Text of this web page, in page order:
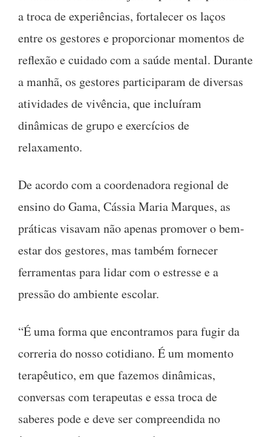
a troca de experiências, fortalecer os laços
entre os gestores e proporcionar momentos de
reflexão e cuidado com a saúde mental. Durante
a manhã, os gestores participaram de diversas
atividades de vivência, que incluíram
dinâmicas de grupo e exercícios de
relaxamento.
De acordo com a coordenadora regional de
ensino do Gama, Cássia Maria Marques, as
práticas visavam não apenas promover o bem-
estar dos gestores, mas também fornecer
ferramentas para lidar com o estresse e a
pressão do ambiente escolar.
“É uma forma que encontramos para fugir da
correria do nosso cotidiano. É um momento
terapêutico, em que fazemos dinâmicas,
conversas com terapeutas e essa troca de
saberes pode e deve ser compreendida no